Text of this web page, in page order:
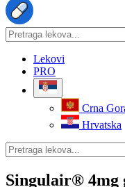
Lekovi
PRO
Crna
Hrvatska
Singulair® 4mg